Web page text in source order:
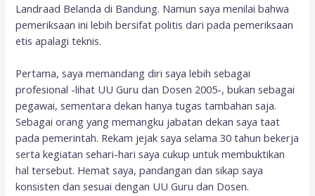
Landraad Belanda di Bandung. Namun saya menilai bahwa
pemeriksaan ini lebih bersifat politis dari pada pemeriksaan
etis apalagi teknis.
Pertama, saya memandang diri saya lebih sebagai
profesional -lihat UU Guru dan Dosen 2005-, bukan sebagai
pegawai, sementara dekan hanya tugas tambahan saja.
Sebagai orang yang memangku jabatan dekan saya taat
pada pemerintah. Rekam jejak saya selama 30 tahun bekerja
serta kegiatan sehari-hari saya cukup untuk membuktikan
hal tersebut. Hemat saya, pandangan dan sikap saya
konsisten dan sesuai dengan UU Guru dan Dosen.